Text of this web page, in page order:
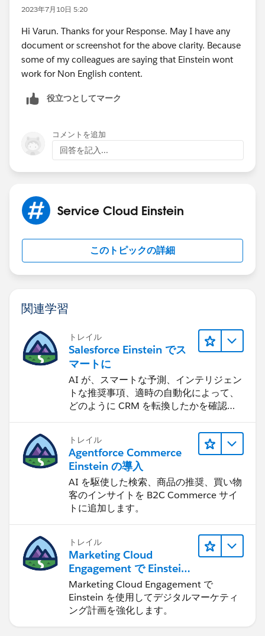
2023年7月10日 5:20
Hi Varun. Thanks for your Response. May I have any
document or screenshot for the above clarity. Because
some of my colleagues are saying that Einstein wont
work for Non English content.
役立つとしてマーク
コメントを追加
回答を記入...
Service Cloud Einstein
このトピックの詳細
関連学習
トレイル
Salesforce Einstein でス
マートに
AI が、スマートな予測、インテリジェン
トな推奨事項、適時の自動化によって、
どのように CRM を転換したかを確認し
トレイル
Agentforce Commerce
Einstein の導入
AI を駆使した検索、商品の推奨、買い物
客のインサイトを B2C Commerce サイ
トに追加します。
トレイル
Marketing Cloud
Engagement で Einstein
機能を使用する
Marketing Cloud Engagement で
Einstein を使用してデジタルマーケティ
ング計画を強化します。